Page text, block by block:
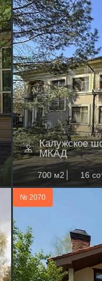
Калужское
МКАД
700 м2 16
№ 2070